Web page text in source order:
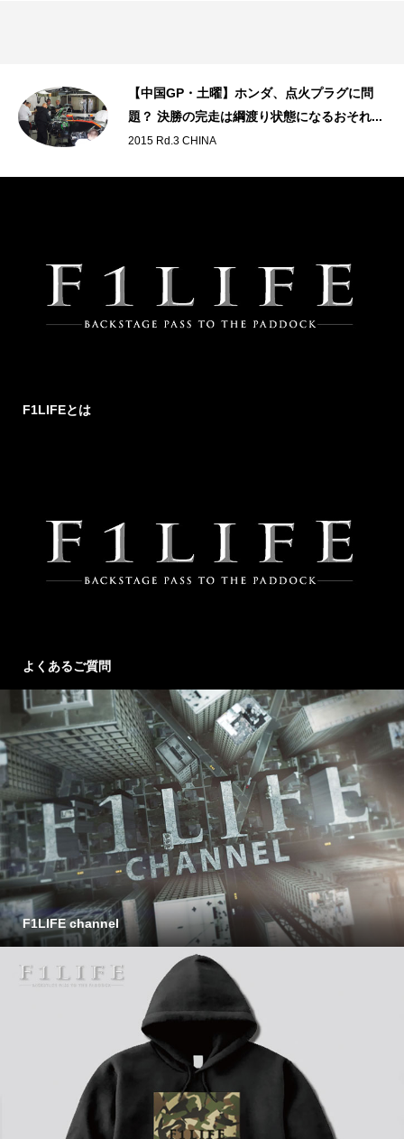
【中国GP・土曜】ホンダ、点火プラグに問
題？ 決勝の完走は綱渡り状態になるおそれ...
2015 Rd.3 CHINA
F1LIFEとは
よくあるご質問
F1LIFE channel